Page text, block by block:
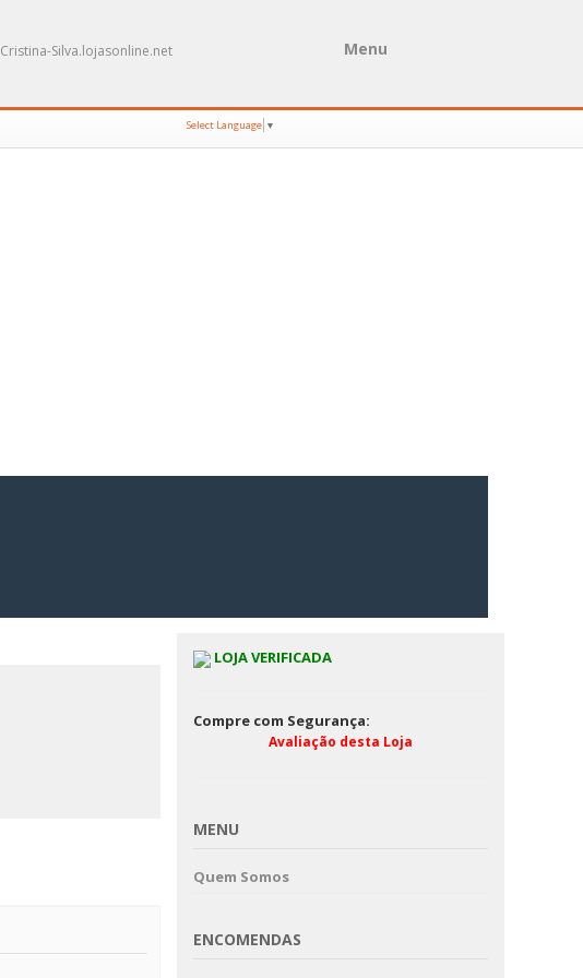
Cristina-Silva.lojasonline.net Menu
Select Language ▼
LOJA VERIFICADA
Compre com Segurança:
Avaliação desta Loja
MENU
Quem Somos
ENCOMENDAS